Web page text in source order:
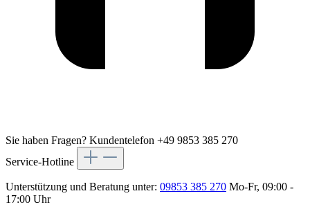
Sie haben Fragen? Kundentelefon +49 9853 385 270
Service-Hotline
Unterstützung und Beratung unter: 09853 385 270 Mo-Fr, 09:00 -
17:00 Uhr